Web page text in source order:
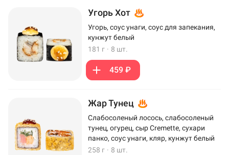
Угорь Хот
Угорь, соус унаги, соус для запекания,
кунжут белый
181 г · 8 шт.
459 ₽
Жар Тунец
Слабосоленый лосось, слабосоленый
тунец, огурец, сыр Cremette, сухари
панко, соус унаги, кляр, кунжут белый
258 г · 8 шт.